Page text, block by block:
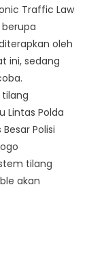
Traffic Law
oleh
ini, sedang
Lintas Polda
Polisi
tilang
akan